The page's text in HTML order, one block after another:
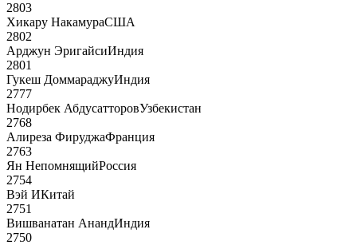
2803
Хикару НакамураСША
2802
Арджун ЭригайсиИндия
2801
Гукеш ДоммараджуИндия
2777
Нодирбек АбдусатторовУзбекистан
2768
Алиреза ФируджаФранция
2763
Ян НепомнящийРоссия
2754
Вэй ИКитай
2751
Вишванатан АнандИндия
2750